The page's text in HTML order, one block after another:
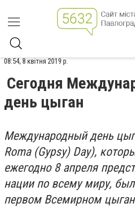
08:54, 8 квітня 2019 р.
Сегодня
день цыган
Международный день
Roma (Gypsy) Day),
ежегодно 8 апреля
нации по всему миру,
первом Всемирном